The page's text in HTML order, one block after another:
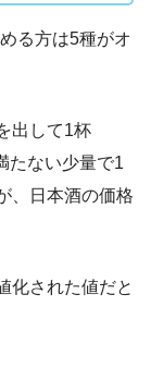
る方は5種がオ
出して1杯
たない少量で1
、日本酒の価格
化された値だと